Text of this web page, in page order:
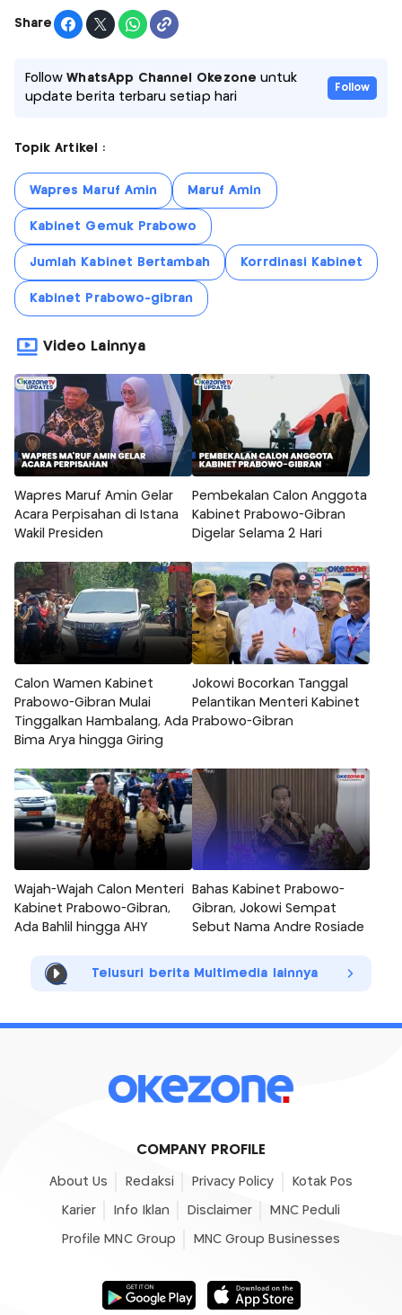
Share
FollowWhatsApp Channel Okezone untuk
update berita terbaru setiap hari
Follow
Topik Artikel :
Wapres Maruf Amin Maruf Amin
Kabinet Gemuk Prabowo
Jumlah Kabinet Bertambah Korrdinasi Kabinet
Kabinet Prabowo-gibran
Video Lainnya
Wapres Maruf Amin Gelar
Acara Perpisahan di Istana
Wakil Presiden
Pembekalan Calon Anggota
Kabinet Prabowo-Gibran
Digelar Selama 2 Hari
Calon Wamen Kabinet
Prabowo-Gibran Mulai
Tinggalkan Hambalang, Ada
Bima Arya hingga Giring
Jokowi Bocorkan Tanggal
Pelantikan Menteri Kabinet
Prabowo-Gibran
Wajah-Wajah Calon Menteri
Kabinet Prabowo-Gibran,
Ada Bahlil hingga AHY
Bahas Kabinet Prabowo-
Gibran, Jokowi Sempat
Sebut Nama Andre Rosiade
Telusuri berita Multimedia lainnya
COMPANY PROFILE
About Us Redaksi Privacy Policy Kotak Pos
Karier Info Iklan Disclaimer MNC Peduli
Profile MNC Group MNC Group Businesses